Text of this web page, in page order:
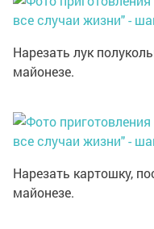
Нарезать лук
майонезе.
Нарезать картошку,
майонезе.